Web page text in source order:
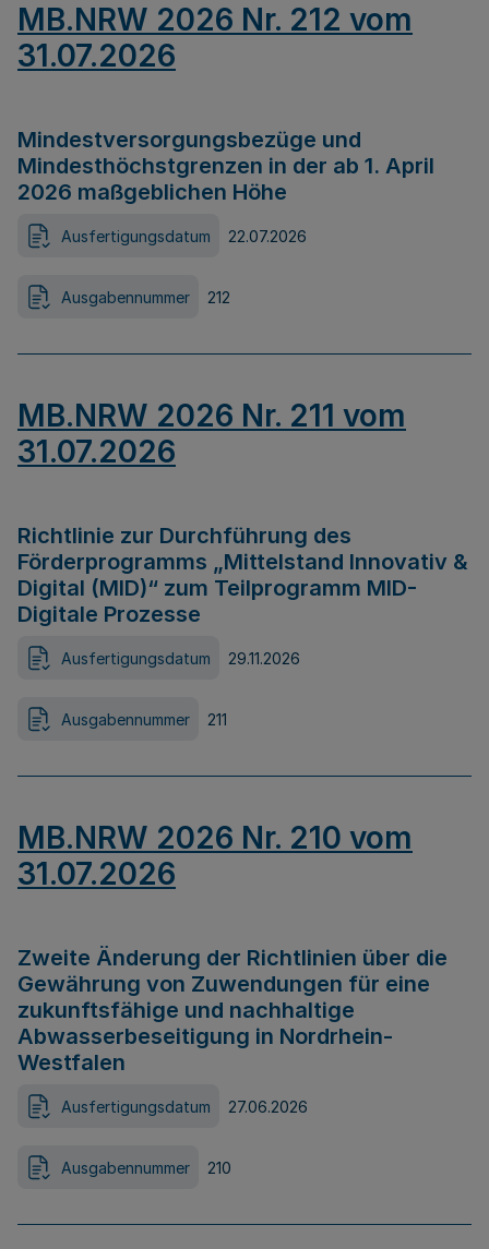
MB.NRW 2026 Nr. 212 vom
31.07.2026
Mindestversorgungsbezüge und
Mindesthöchstgrenzen in der ab 1. April
2026 maßgeblichen Höhe
Ausfertigungsdatum 22.07.2026
Ausgabennummer 212
MB.NRW 2026 Nr. 211 vom
31.07.2026
Richtlinie zur Durchführung des
Förderprogramms „Mittelstand Innovativ &
Digital (MID)“ zum Teilprogramm MID-
Digitale Prozesse
Ausfertigungsdatum 29.11.2026
Ausgabennummer 211
MB.NRW 2026 Nr. 210 vom
31.07.2026
Zweite Änderung der Richtlinien über die
Gewährung von Zuwendungen für eine
zukunftsfähige und nachhaltige
Abwasserbeseitigung in Nordrhein-
Westfalen
Ausfertigungsdatum 27.06.2026
Ausgabennummer 210